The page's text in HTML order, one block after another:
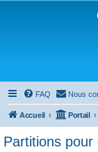
FAQ Nous
Accueil Portail
Partitions